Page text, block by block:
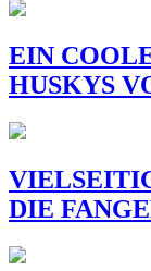
EIN
HUSKYS
DIE